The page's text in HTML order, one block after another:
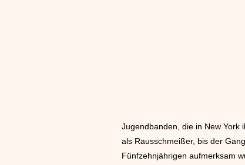
Jugendbanden, die in New York
als Rausschmeißer, bis der
Fünfzehnjährigen aufmerksam